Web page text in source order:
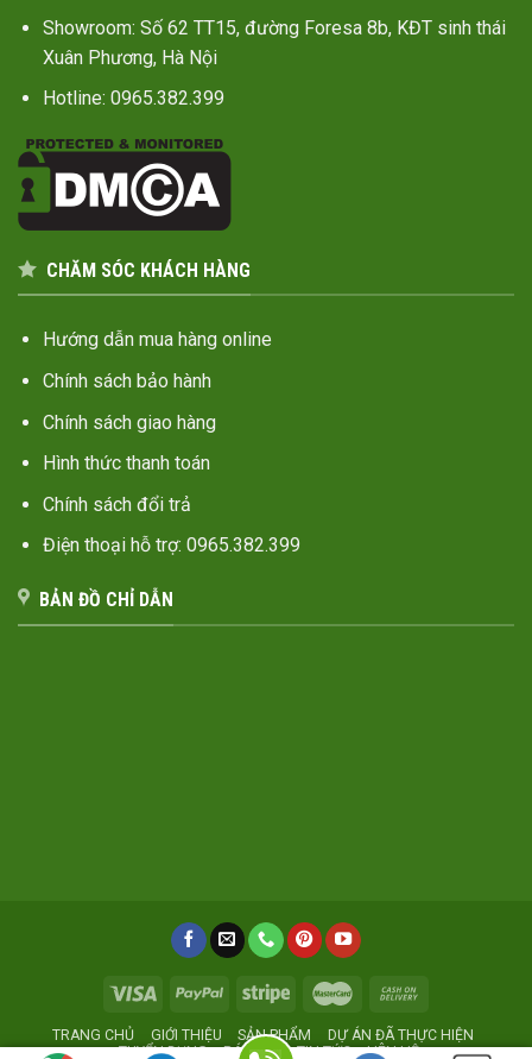
Showroom: Số 62 TT15, đường Foresa 8b, KĐT sinh thái
Xuân Phương, Hà Nội
Hotline: 0965.382.399
CHĂM SÓC KHÁCH HÀNG
Hướng dẫn mua hàng online
Chính sách bảo hành
Chính sách giao hàng
Hình thức thanh toán
Chính sách đổi trả
Điện thoại hỗ trợ: 0965.382.399
BẢN ĐỒ CHỈ DẪN
TRANG CHỦ GIỚI THIỆU SẢN PHẨM
DỰ ÁN ĐÃ THỰC HIỆN
TUYỂN DỤNG
BÁO GIÁ TIN TỨC LIÊN HỆ